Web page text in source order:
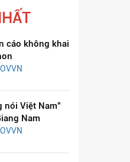
cáo không khai
nói Việt Nam"
Nam